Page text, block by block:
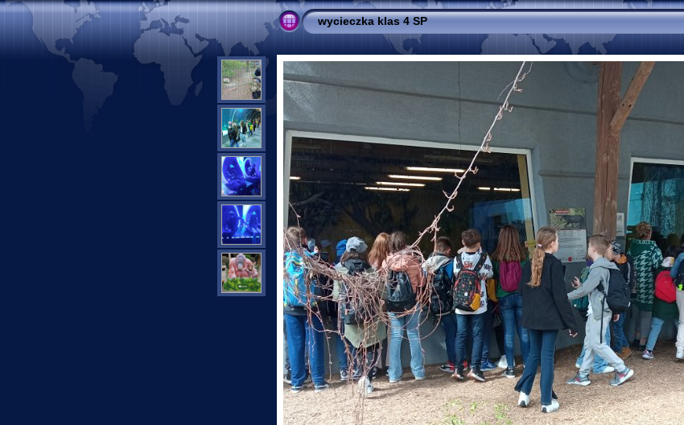
wycieczka klas 4 SP